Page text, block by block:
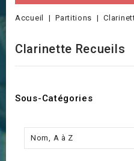
Accueil Partitions
Clarinette Recueils
Sous-Catégories
Nom, A à Z